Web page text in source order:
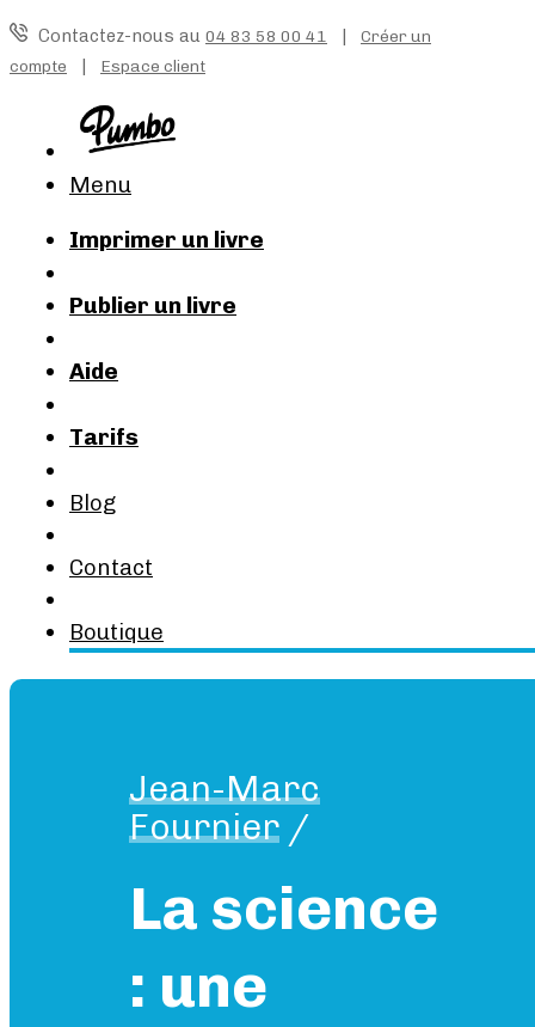
Contactez-nous au 04 83 58 00 41 | Créer un
compte | Espace client
Menu
Imprimer un livre
Publier un livre
Aide
Tarifs
Blog
Contact
Boutique
Jean-Marc
Fournier /
La science
: une